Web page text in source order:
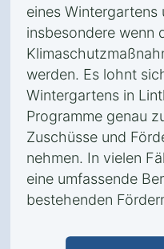
eines Wintergartens
insbesondere wenn
werden. Es lohnt
Wintergartens in
Programme genau
Zuschüsse und
nehmen. In vielen
eine umfassende
bestehenden